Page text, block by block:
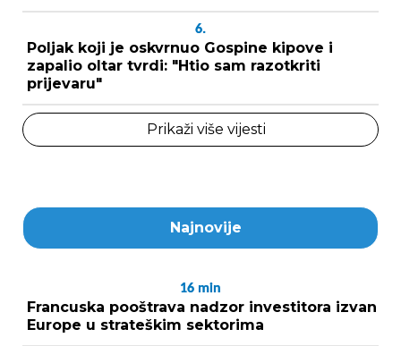
6.
Poljak koji je oskvrnuo Gospine kipove i
zapalio oltar tvrdi: "Htio sam razotkriti
prijevaru"
Prikaži više vijesti
Najnovije
16 min
Francuska pooštrava nadzor investitora izvan
Europe u strateškim sektorima